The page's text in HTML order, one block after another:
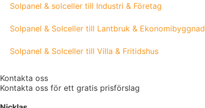
Solpanel & solceller till Industri & Företag
Solpanel & Solceller till Lantbruk & Ekonomibyggnad
Solpanel & Solceller till Villa & Fritidshus
Kontakta oss
Kontakta oss för ett gratis prisförslag